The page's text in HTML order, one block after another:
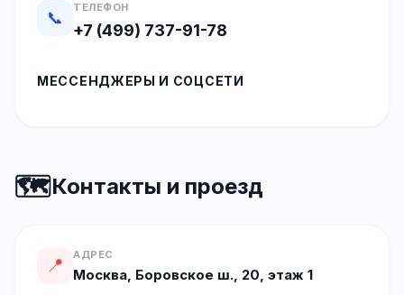
📞
ТЕЛЕФОН
+7 (499) 737-91-78
МЕССЕНДЖЕРЫ И СОЦСЕТИ
🗺️Контакты и проезд
📍 АДРЕС
Москва, Боровское ш., 20, этаж 1